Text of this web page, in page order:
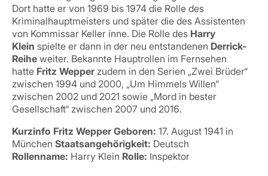
Dort hatte er von 1969 bis 1974 die Rolle des
Kriminalhauptmeisters und später die des Assistenten
von Kommissar Keller inne. Die Rolle des Harry
Klein spielte er dann in der neu entstandenen Derrick-
Reihe weiter. Bekannte Hauptrollen im Fernsehen
hatte Fritz Wepper zudem in den Serien „Zwei Brüder“
zwischen 1994 und 2000, „Um Himmels Willen“
zwischen 2002 und 2021 sowie „Mord in bester
Gesellschaft“ zwischen 2007 und 2016.
Kurzinfo Fritz Wepper Geboren: 17. August 1941 in
München Staatsangehörigkeit: Deutsch
Rollenname: Harry Klein Rolle: Inspektor